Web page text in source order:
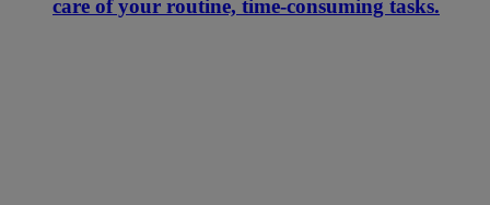
care of your routine, time-consuming tasks.